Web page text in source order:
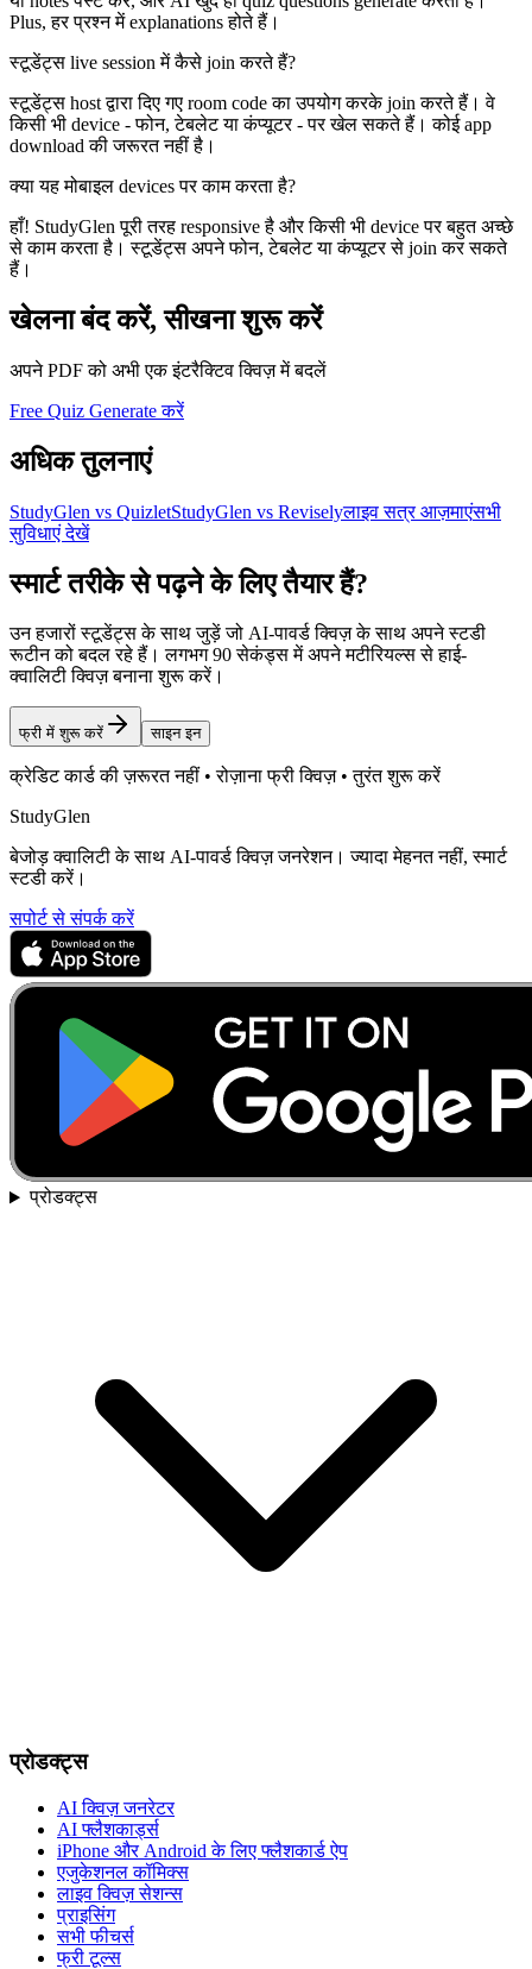
Plus, हर प्रश्न में explanations होते हैं।
स्टूडेंट्स live session में कैसे join करते हैं?
स्टूडेंट्स host द्वारा दिए गए room code का उपयोग करके join करते हैं। वे
किसी भी device - फोन, टेबलेट या कंप्यूटर - पर खेल सकते हैं। कोई app
download की जरूरत नहीं है।
क्या यह मोबाइल devices पर काम करता है?
हाँ! StudyGlen पूरी तरह responsive है और किसी भी device पर बहुत अच्छे
से काम करता है। स्टूडेंट्स अपने फोन, टेबलेट या कंप्यूटर से join कर सकते
हैं।
खेलना बंद करें, सीखना शुरू करें
अपने PDF को अभी एक इंटरैक्टिव क्विज़ में बदलें
Free Quiz Generate करें
अधिक तुलनाएं
StudyGlen vs QuizletStudyGlen vs Reviselyलाइव सत्र आज़माएंसभी
सुविधाएं देखें
स्मार्ट तरीके से पढ़ने के लिए तैयार हैं?
उन हजारों स्टूडेंट्स के साथ जुड़ें जो AI-पावर्ड क्विज़ के साथ अपने स्टडी
रूटीन को बदल रहे हैं। लगभग 90 सेकंड्स में अपने मटीरियल्स से हाई-
क्वालिटी क्विज़ बनाना शुरू करें।
फ्री में शुरू करें साइन इन
क्रेडिट कार्ड की ज़रूरत नहीं • रोज़ाना फ्री क्विज़ • तुरंत शुरू करें
StudyGlen
बेजोड़ क्वालिटी के साथ AI-पावर्ड क्विज़ जनरेशन। ज्यादा मेहनत नहीं, स्मार्ट
स्टडी करें।
सपोर्ट से संपर्क करें
प्रोडक्ट्स
प्रोडक्ट्स
AI क्विज़ जनरेटर
AI फ्लैशकार्ड्स
iPhone और Android के लिए फ्लैशकार्ड ऐप
एजुकेशनल कॉमिक्स
लाइव क्विज़ सेशन्स
प्राइसिंग
सभी फीचर्स
फ्री टूल्स